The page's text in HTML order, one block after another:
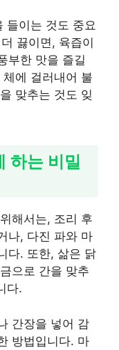
들이는 것도 중요
끓이면, 육즙이
부한 맛을 즐길
에 걸러내어 불
맞추는 것도 잊
하는 비밀
해서는, 조리 후
나, 다진 파와 마
다. 또한, 삶은 닭
으로 간을 맞추
다.
간장을 넣어 감
방법입니다. 마